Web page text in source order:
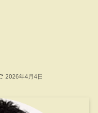
2026年4月4日